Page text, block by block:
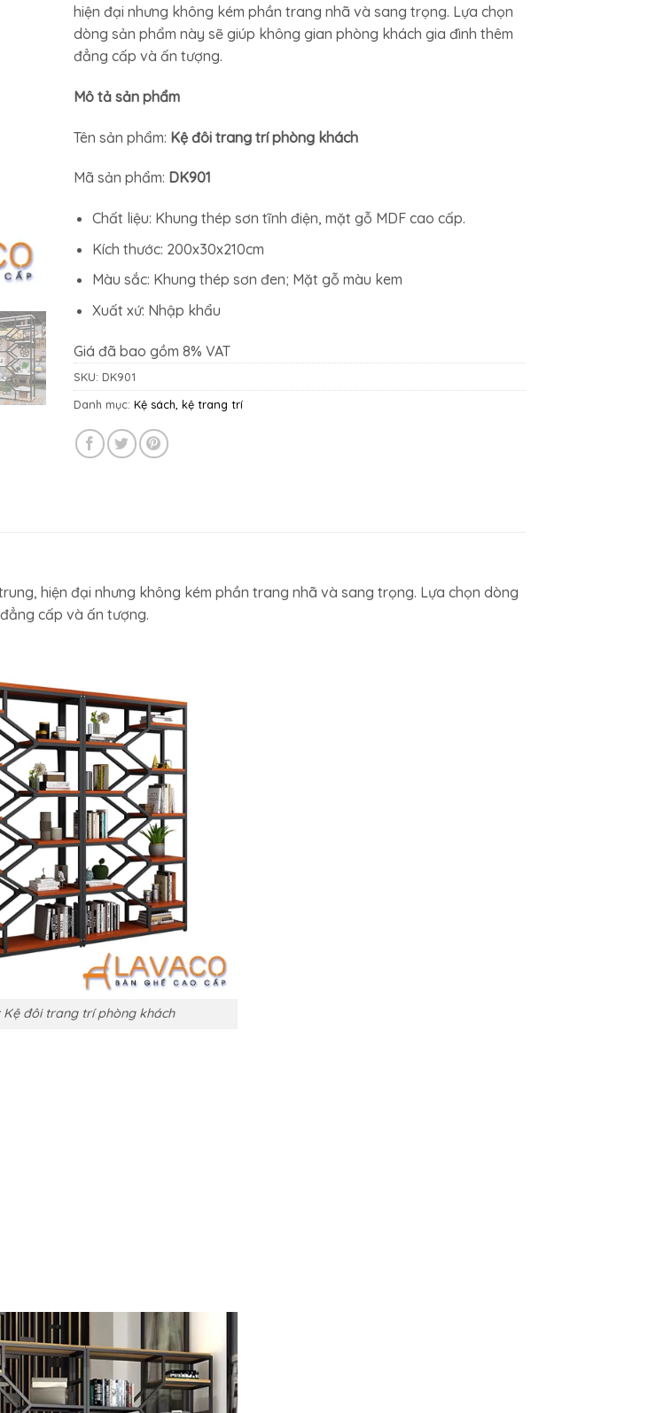
13.019.600₫.
là:
7.961.800₫.
hiện đại nhưng không kém phần trang nhã và sang trọng. Lựa chọn
dòng sản phẩm này sẽ giúp không gian phòng khách gia đình thêm
đẳng cấp và ấn tượng.
Mô tả sản phẩm
Tên sản phẩm: Kệ đôi trang trí phòng khách
Mã sản phẩm: DK901
Chất liệu: Khung thép sơn tĩnh điện, mặt gỗ MDF cao cấp.
Kích thước: 200x30x210cm
Màu sắc: Khung thép sơn đen; Mặt gỗ màu kem
Xuất xứ: Nhập khẩu
Giá đã bao gồm 8% VAT
SKU: DK901
Danh mục: Kệ sách, kệ trang trí
hiện đại nhưng không kém phần trang nhã và sang trọng. Lựa chọn dòng
cấp và ấn tượng.
Kệ đôi trang trí phòng khách